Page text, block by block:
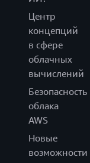
Центр
концепций
в сфере
облачных
вычислений
Безопасность
облака
AWS
Новые
возможности